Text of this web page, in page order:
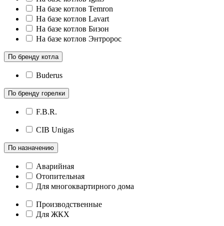
На базе котлов Temron
На базе котлов Lavart
На базе котлов Бизон
На базе котлов Энтророс
По бренду котла
Buderus
По бренду горелки
F.B.R.
CIB Unigas
По назначению
Аварийная
Отопительная
Для многоквартирного дома
Производственные
Для ЖКХ